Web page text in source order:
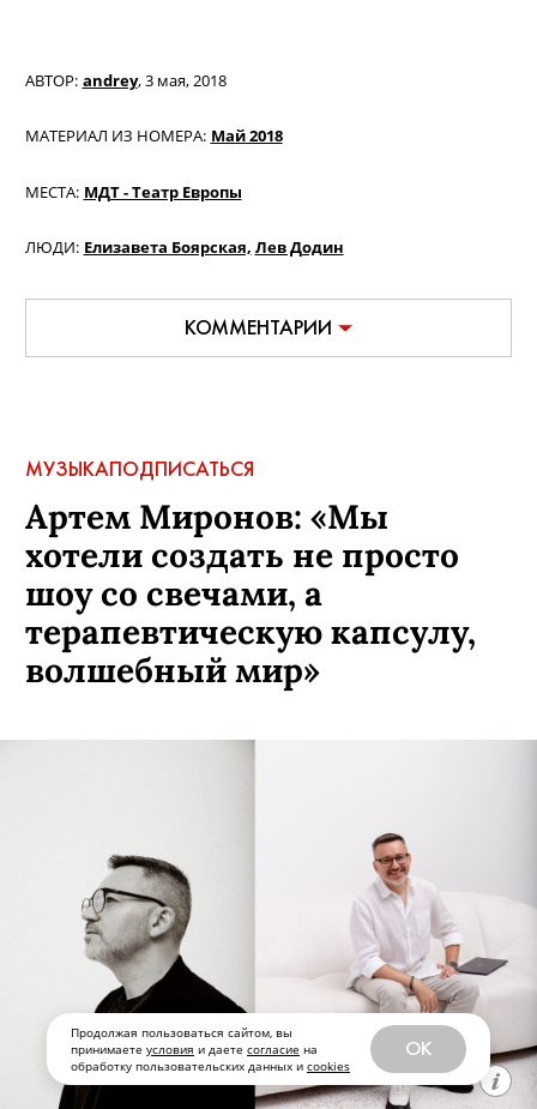
Продолжая пользоваться сайтом, вы
принимаете условия и даете согласие на
обработку пользовательских данных и cookies
OK
АВТОР: andrey,3 мая, 2018
МАТЕРИАЛ ИЗ НОМЕРА: Май 2018
МЕСТА: МДТ - Театр Европы
ЛЮДИ: Елизавета Боярская, Лев Додин
КОММЕНТАРИИ
МУЗЫКАПОДПИСАТЬСЯ
Артем Миронов: «Мы
хотели создать не просто
шоу со свечами, а
терапевтическую капсулу,
волшебный мир»